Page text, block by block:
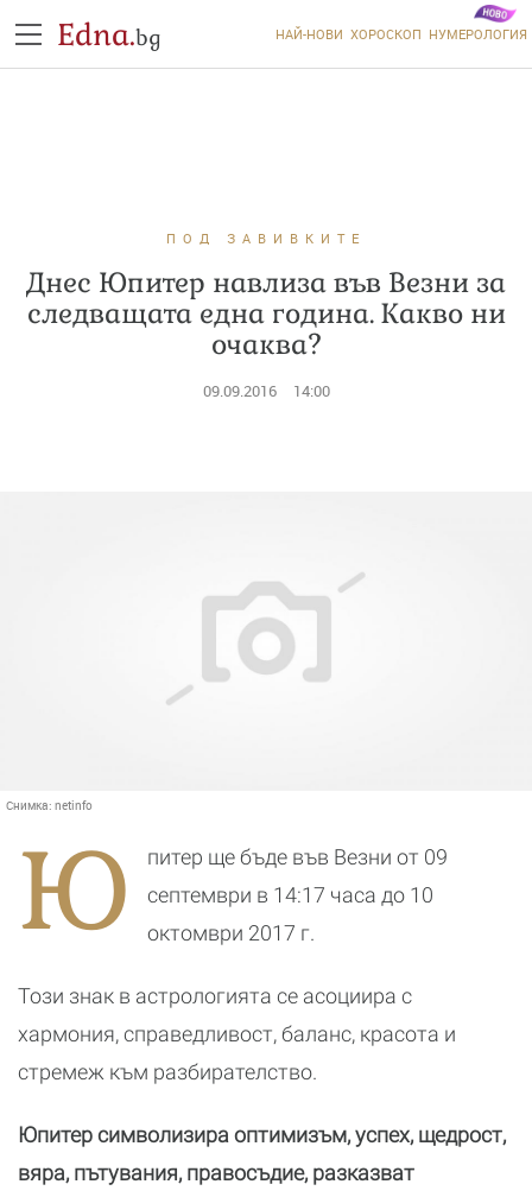
Edna.bg НАЙ-НОВИ ХОРОСКОП НУМЕРОЛОГИЯ
ПОД ЗАВИВКИТЕ
Днес Юпитер навлиза във Везни за
следващата една година. Какво ни
очаква?
09.09.2016 14:00
Снимка: netinfo
Ю
питер ще бъде във Везни от 09
септември в 14:17 часа до 10
октомври 2017 г.
Този знак в астрологията се асоциира с
хармония, справедливост, баланс, красота и
стремеж към разбирателство.
Юпитер символизира оптимизъм, успех, щедрост,
вяра, пътувания, правосъдие, разказват